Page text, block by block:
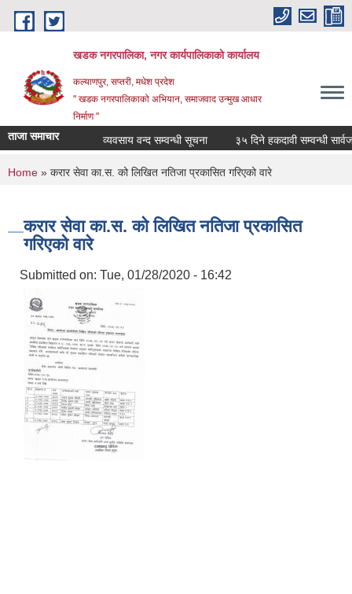
Skip to main content
खडक नगरपालिका, नगर कार्यपालिकाकाे कार्यालय
कल्याणपुर, सप्तरी, मधेश प्रदेश
" खडक नगरपालिकाको अभियान, समाजवाद उन्मुख आधार
निर्माण "
ताजा समाचार व्यवसाय वन्द सम्वन्धी सूचना ३५ दिने हकदावी सम्वन्धी
You are here
Home » करार सेवा का.स. को लिखित नतिजा प्रकासित गरिएको वारे
करार सेवा का.स. को लिखित नतिजा प्रकासित
गरिएको वारे
Submitted on: Tue, 01/28/2020 - 16:42